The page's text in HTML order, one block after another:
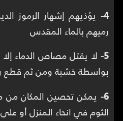
4- يؤذيهم إشهار الرموز
رميهم بالماء المقدس
5- لا يقتل مصاص الدماء
بواسطة خشبة ومن ثم قطع
6- يمكن تحصين المكان
الثوم في انحاء المنزل أو